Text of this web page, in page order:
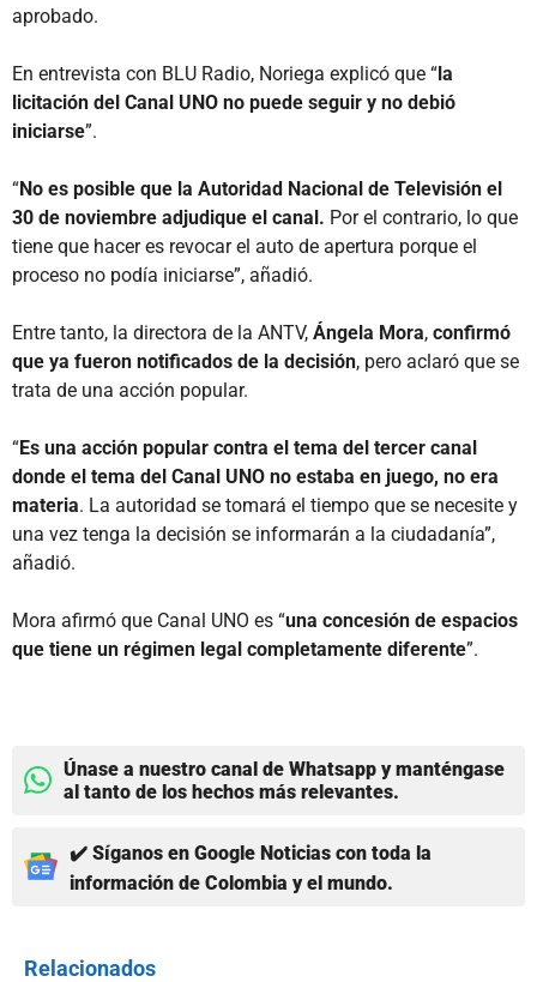
aprobado.
En entrevista con BLU Radio, Noriega explicó que “la
licitación del Canal UNO no puede seguir y no debió
iniciarse”.
“No es posible que la Autoridad Nacional de Televisión el
30 de noviembre adjudique el canal. Por el contrario, lo que
tiene que hacer es revocar el auto de apertura porque el
proceso no podía iniciarse”, añadió.
Entre tanto, la directora de la ANTV, Ángela Mora, confirmó
que ya fueron notificados de la decisión, pero aclaró que se
trata de una acción popular.
“Es una acción popular contra el tema del tercer canal
donde el tema del Canal UNO no estaba en juego, no era
materia. La autoridad se tomará el tiempo que se necesite y
una vez tenga la decisión se informarán a la ciudadanía”,
añadió.
Mora afirmó que Canal UNO es “una concesión de espacios
que tiene un régimen legal completamente diferente”.
Únase a nuestro canal de Whatsapp y manténgase
al tanto de los hechos más relevantes.
✔️ Síganos en Google Noticias con toda la
información de Colombia y el mundo.
Relacionados